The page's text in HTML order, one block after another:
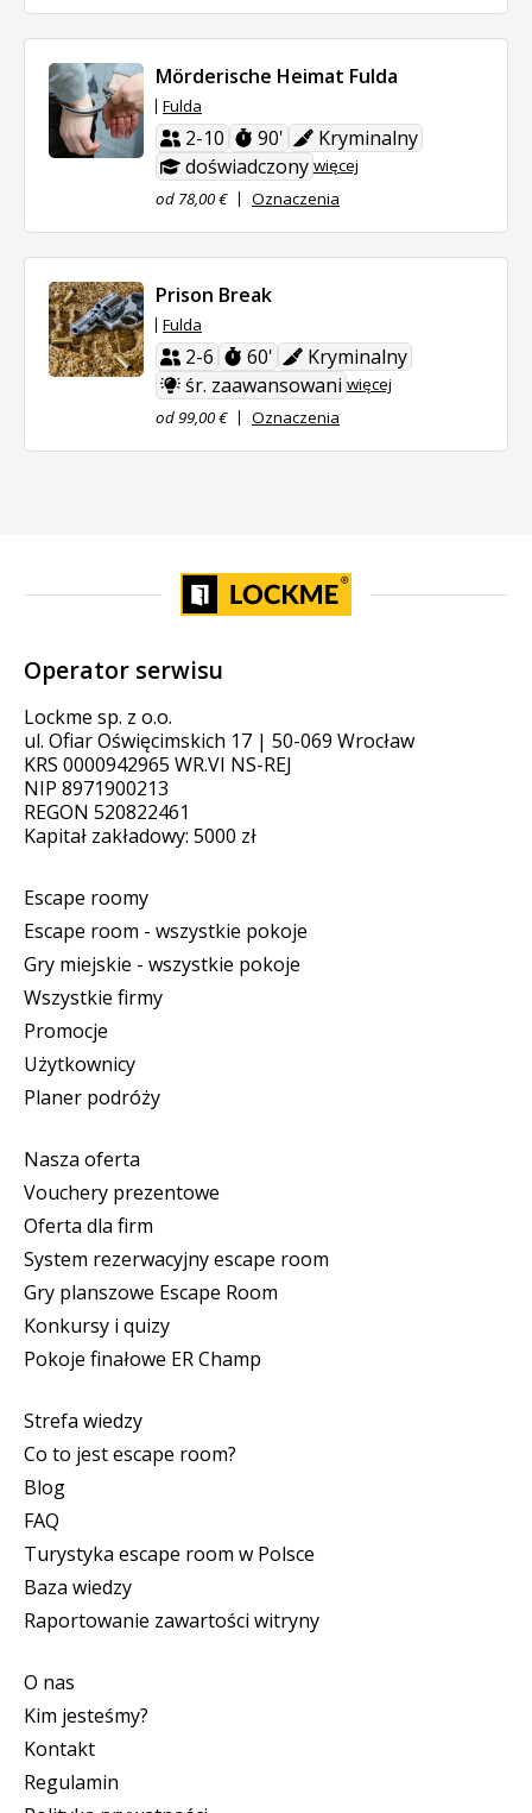
Mörderische Heimat Fulda
Fulda
2-10 90'
Kryminalny
doświadczony więcej
od 78,00 €
Oznaczenia
Prison Break
Fulda
2-6 60'
Kryminalny
śr. zaawansowani więcej
od 99,00 €
Oznaczenia
Operator serwisu
Lockme sp. z o.o.
ul. Ofiar Oświęcimskich 17 | 50-069 Wrocław
KRS 0000942965 WR.VI NS-REJ
NIP 8971900213
REGON 520822461
Kapitał zakładowy: 5000 zł
Escape roomy
Escape room - wszystkie pokoje
Gry miejskie - wszystkie pokoje
Wszystkie firmy
Promocje
Użytkownicy
Planer podróży
Nasza oferta
Vouchery prezentowe
Oferta dla firm
System rezerwacyjny escape room
Gry planszowe Escape Room
Konkursy i quizy
Pokoje finałowe ER Champ
Strefa wiedzy
Co to jest escape room?
Blog
FAQ
Turystyka escape room w Polsce
Baza wiedzy
Raportowanie zawartości witryny
O nas
Kim jesteśmy?
Kontakt
Regulamin